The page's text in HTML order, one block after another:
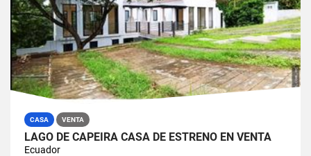
CASA VENTA
LAGO DE CAPEIRA CASA DE ESTRENO EN VENTA
Ecuador